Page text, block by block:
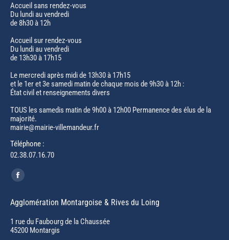
Accueil sans rendez-vous
Du lundi au vendredi
de 8h30 à 12h
Accueil sur rendez-vous
Du lundi au vendredi
de 13h30 à 17h15
Le mercredi après midi de 13h30 à 17h15
et le 1er et 3e samedi matin de chaque mois de 9h30 à 12h :
État civil et renseignements divers
TOUS les samedis matin de 9h00 à 12h00 Permanence des élus de la
majorité.
mairie@mairie-villemandeur.fr
Téléphone :
02.38.07.16.70
Trouvez nous sur :
Facebook
opens
in
new
Agglomération Montargoise & Rives du Loing
1 rue du Faubourg de la Chaussée
45200 Montargis